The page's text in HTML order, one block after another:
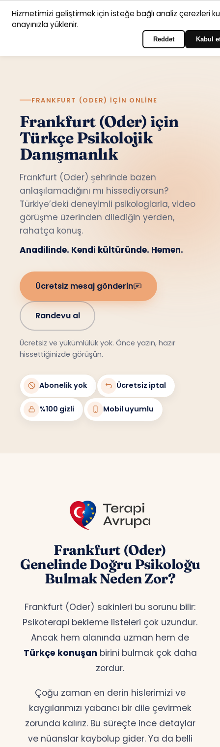
AnasayfaHizmet Psikologlarİletişim
FRANKFURT (ODER) IÇIN ONLINE
Frankfurt (Oder) için
Türkçe Psikolojik
Danışmanlık
Frankfurt (Oder) şehrinde bazen
anlaşılamadığını mı hissediyorsun?
Türkiye’deki deneyimli psikologlarla, video
görüşme üzerinden dilediğin yerden,
rahatça konuş.
Anadilinde. Kendi kültüründe. Hemen.
Ücretsiz mesaj gönderin
Randevu al
Ücretsiz ve yükümlülük yok. Önce yazın, hazır
hissettiğinizde görüşün.
Abonelik yok Ücretsiz iptal
%100 gizli Mobil uyumlu
Frankfurt (Oder)
Genelinde Doğru Psikoloğu
Bulmak Neden Zor?
Frankfurt (Oder) sakinleri bu sorunu bilir:
Psikoterapi bekleme listeleri çok uzundur.
Ancak hem alanında uzman hem de
Türkçe konuşan birini bulmak çok daha
zordur.
Çoğu zaman en derin hislerimizi ve
kaygılarımızı yabancı bir dile çevirmek
zorunda kalırız. Bu süreçte ince detaylar
ve nüanslar kaybolup gider. Ya da belli
Hizmetimizi geliştirmek için isteğe bağlı analiz çerezleri
onayınızla yüklenir.
Reddet Kabul